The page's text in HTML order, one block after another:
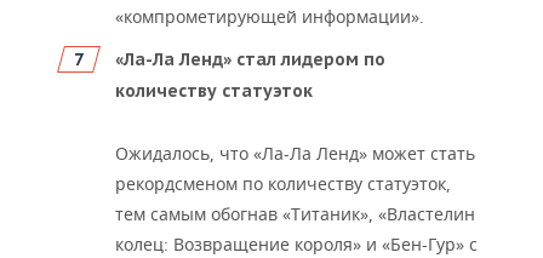
«компрометирующей информации».
«Ла-Ла Ленд» стал лидером по
количеству статуэток
Ожидалось, что «Ла-Ла Ленд» может стать
рекордсменом по количеству статуэток,
тем самым обогнав «Титаник», «Властелин
колец: Возвращение короля» и «Бен-Гур» с